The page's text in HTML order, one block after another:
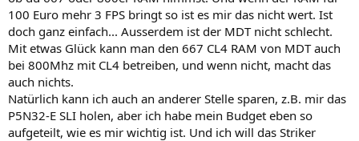
100 Euro mehr 3 FPS bringt so ist es mir das nicht wert. Ist
doch ganz einfach... Ausserdem ist der MDT nicht schlecht.
Mit etwas Glück kann man den 667 CL4 RAM von MDT auch
bei 800Mhz mit CL4 betreiben, und wenn nicht, macht das
auch nichts.
Natürlich kann ich auch an anderer Stelle sparen, z.B. mir das
P5N32-E SLI holen, aber ich habe mein Budget eben so
aufgeteilt, wie es mir wichtig ist. Und ich will das Striker